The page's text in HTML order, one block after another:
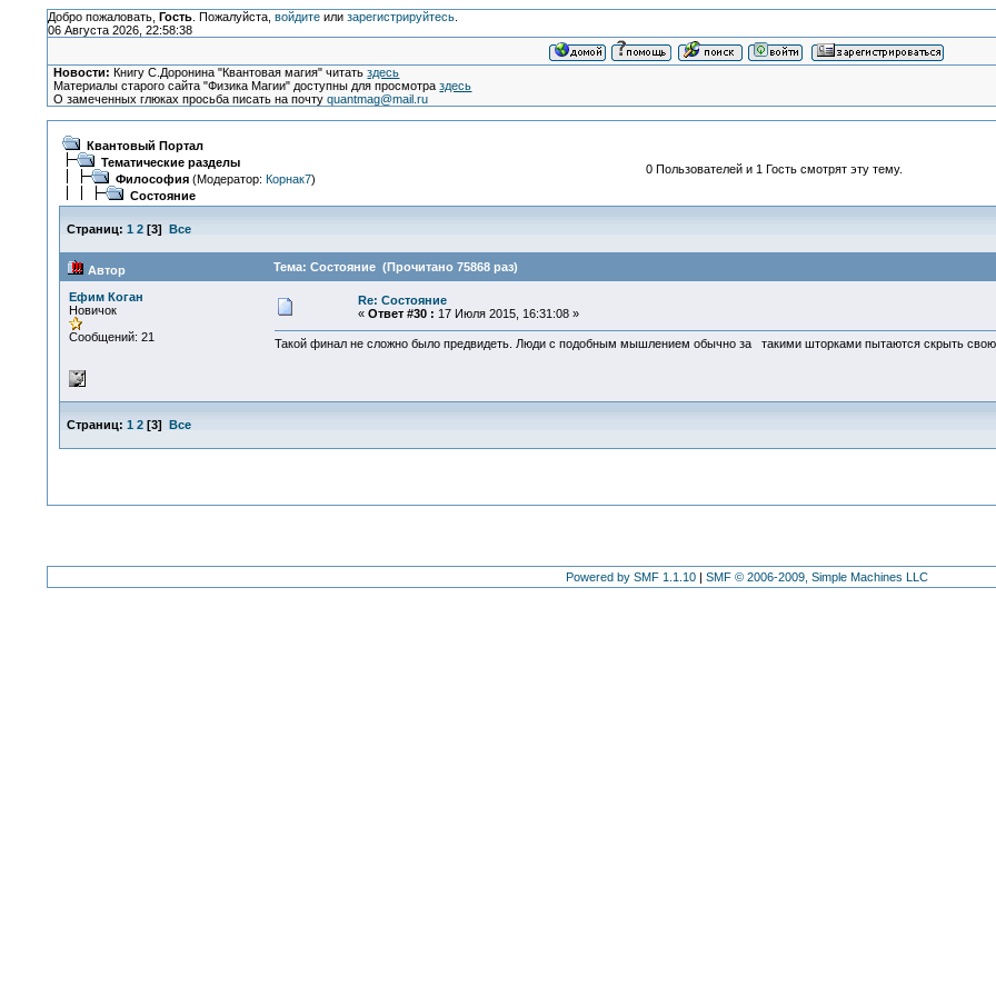
Добро пожаловать, Гость. Пожалуйста, войдитеили зарегистрируйтесь.
06 Августа 2026, 22:58:38
Новости: Книгу С.Доронина "Квантовая магия" читатьздесь
Материалы старого сайта "Физика Магии" доступны для просмотраздесь
О замеченных глюках просьба писать на почтуquantmag@mail.ru
Квантовый Портал
Тематические разделы
Философия(Модератор: Корнак7)
Состояние
0 Пользователей и 1 Гость смотрят эту тему.
Страниц: 1 2[3] Все
Автор Тема: Состояние (Прочитано 75868 раз)
Ефим Коган
Новичок
Сообщений: 21
Re: Состояние
« Ответ #30 : 17 Июля 2015, 16:31:08 »
Такой финал не сложно было предвидеть. Люди с подобным мышлением обычно за такими шторками пытаются скрыть
Страниц: 1 2[3] Все
Powered by SMF 1.1.10 | SMF © 2006-2009, Simple Machines LLC